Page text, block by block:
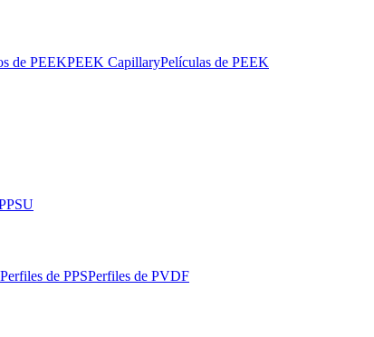
de PEEKPEEK CapillaryPelículas de PEEK
Perfiles de PPSPerfiles de PVDF